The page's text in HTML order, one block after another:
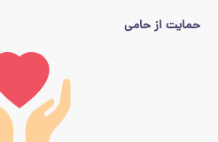
حمایت از حامی